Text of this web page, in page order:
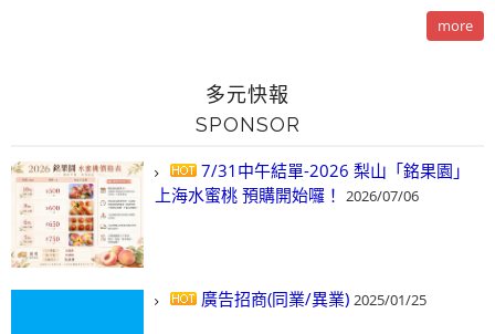
more
多元快報
SPONSOR
7/31中午結單-2026 梨山「銘果園」
上海水蜜桃 預購開始囉！ 2026/07/06
廣告招商(同業/異業) 2025/01/25